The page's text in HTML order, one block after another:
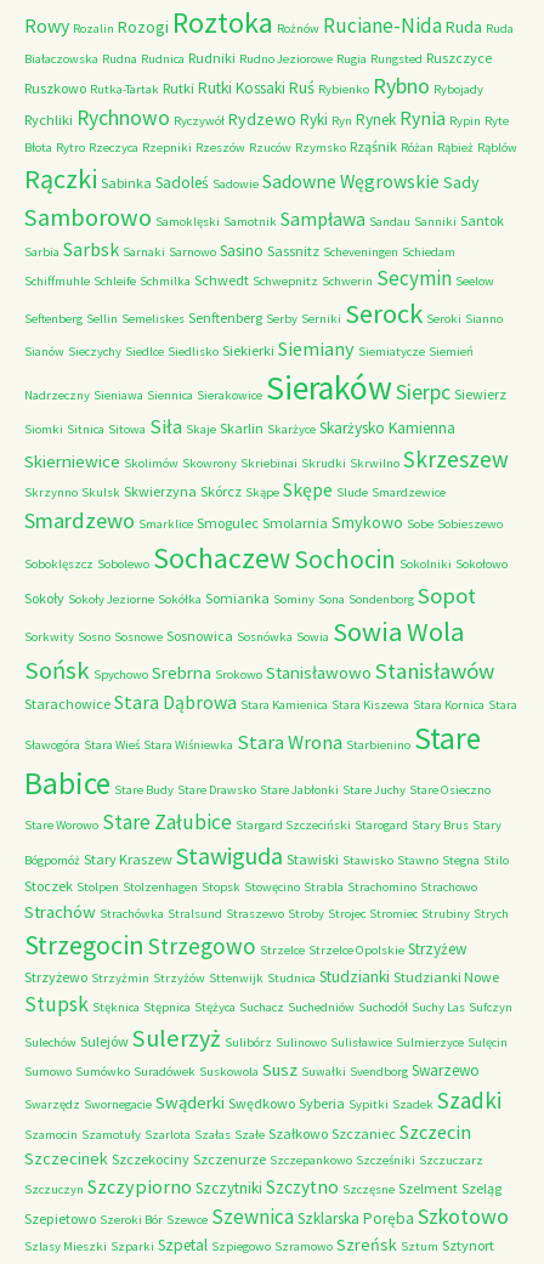
Rowy Rozalin Rozogi Roztoka Rożnów Ruciane-NidaRuda Ruda
Białaczowska Rudna Rudnica Rudniki Rudno Jeziorowe Rugia Rungsted Ruszczyce
Ruszkowo Rutka-Tartak Rutki Rutki Kossaki Ruś Rybienko Rybno Rybojady
Rychliki Rychnowo Ryczywół Rydzewo Ryki Ryn Rynek Rynia Rypin Ryte
Błota Rytro Rzeczyca Rzepniki Rzeszów Rzuców Rzymsko Rząśnik Różan Rąbież Rąblów
Rączki Sabinka Sadoleś Sadowie Sadowne Węgrowskie Sady
Samborowo Samoklęski Samotnik Sampława Sandau Sanniki Santok
Sarbia Sarbsk Sarnaki Sarnowo Sasino Sassnitz Scheveningen Schiedam
Schiffmuhle Schleife Schmilka Schwedt Schwepnitz Schwerin Secymin Seelow
Seftenberg Sellin Semeliskes Senftenberg Serby Serniki Serock Seroki Sianno
Sianów Sieczychy Siedlce Siedlisko Siekierki Siemiany Siemiatycze Siemień
Nadrzeczny Sieniawa Siennica Sierakowice SierakówSierpc Siewierz
Siomki Sitnica Sitowa Siła Skaje Skarlin Skarżyce Skarżysko Kamienna
Skierniewice Skolimów Skowrony Skriebinai Skrudki Skrwilno Skrzeszew
Skrzynno Skulsk Skwierzyna Skórcz Skąpe Skępe Slude Smardzewice
Smardzewo Smarklice Smogulec Smolarnia Smykowo Sobe Sobieszewo
Soboklęszcz Sobolewo SochaczewSochocin Sokolniki Sokołowo
Sokoły Sokoły Jeziorne Sokółka Somianka Sominy Sona Sondenborg Sopot
Sorkwity Sosno Sosnowe Sosnowica Sosnówka Sowia Sowia Wola
Sońsk Spychowo Srebrna Srokowo Stanisławowo Stanisławów
Starachowice Stara Dąbrowa Stara Kamienica Stara Kiszewa Stara Kornica Stara
Sławogóra Stara Wieś Stara Wiśniewka Stara Wrona Starbienino Stare
Babice Stare Budy Stare Drawsko Stare Jabłonki Stare Juchy Stare Osieczno
Stare Worowo Stare Załubice Stargard Szczeciński Starogard Stary Brus Stary
Bógpomóż Stary Kraszew Stawiguda Stawiski Stawisko Stawno Stegna Stilo
Stoczek Stolpen Stolzenhagen Stopsk Stowęcino Strabla Strachomino Strachowo
Strachów Strachówka Stralsund Straszewo Stroby Strojec Stromiec Strubiny Strych
Strzegocin Strzegowo Strzelce Strzelce Opolskie Strzyżew
Strzyżewo Strzyżmin Strzyżów Sttenwijk Studnica Studzianki Studzianki Nowe
Stupsk Stęknica Stępnica Stężyca Suchacz Suchedniów Suchodół Suchy Las Sufczyn
Sulechów Sulejów Sulerzyż Sulibórz Sulinowo Sulisławice Sulmierzyce Sulęcin
Sumowo Sumówko Suradówek Suskowola Susz Suwałki Svendborg Swarzewo
Swarzędz Swornegacie Swąderki Swędkowo Syberia Sypitki Szadek Szadki
Szamocin Szamotuły Szarlota Szałas Szałe Szałkowo Szczaniec Szczecin
Szczecinek Szczekociny Szczenurze Szczepankowo Szcześniki Szczuczarz
Szczuczyn Szczypiorno Szczytniki Szczytno Szczęsne Szelment Szeląg
Szepietowo Szeroki Bór Szewce SzewnicaSzklarska Poręba Szkotowo
Szlasy Mieszki Szparki Szpetal Szpiegowo Szramowo Szreńsk Sztum Sztynort